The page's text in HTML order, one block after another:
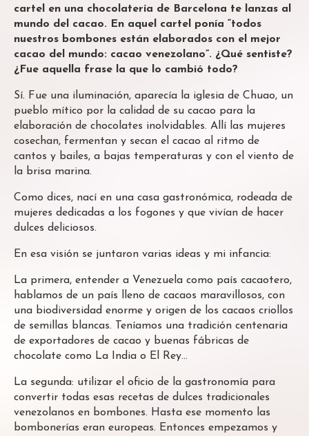
cartel en una chocolatería de Barcelona te lanzas al
mundo del cacao. En aquel cartel ponía “todos
nuestros bombones están elaborados con el mejor
cacao del mundo: cacao venezolano”. ¿Qué sentiste?
¿Fue aquella frase la que lo cambió todo?
Sí. Fue una iluminación, aparecía la iglesia de Chuao, un
pueblo mítico por la calidad de su cacao para la
elaboración de chocolates inolvidables. Allí las mujeres
cosechan, fermentan y secan el cacao al ritmo de
cantos y bailes, a bajas temperaturas y con el viento de
la brisa marina.
Como dices, nací en una casa gastronómica, rodeada de
mujeres dedicadas a los fogones y que vivían de hacer
dulces deliciosos.
En esa visión se juntaron varias ideas y mi infancia:
La primera, entender a Venezuela como país cacaotero,
hablamos de un país lleno de cacaos maravillosos, con
una biodiversidad enorme y origen de los cacaos criollos
de semillas blancas. Teníamos una tradición centenaria
de exportadores de cacao y buenas fábricas de
chocolate como La India o El Rey…
La segunda: utilizar el oficio de la gastronomía para
convertir todas esas recetas de dulces tradicionales
venezolanos en bombones. Hasta ese momento las
bombonerías eran europeas. Entonces empezamos y